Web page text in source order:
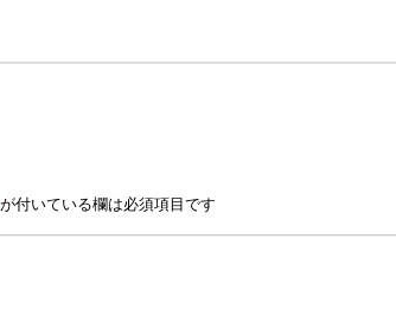
が付いている欄は必須項目です